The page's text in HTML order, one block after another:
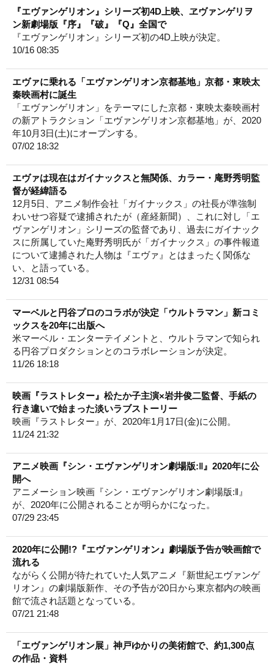
『エヴァンゲリオン』シリーズ初4D上映、ヱヴァンゲリヲ
ン新劇場版『序』『破』『Q』全国で
『エヴァンゲリオン』シリーズ初の4D上映が決定。
10/16 08:35
エヴァに乗れる「エヴァンゲリオン京都基地」京都・東映太
秦映画村に誕生
「エヴァンゲリオン」をテーマにした京都・東映太秦映画村
の新アトラクション「エヴァンゲリオン京都基地」が、2020
年10月3日(土)にオープンする。
07/02 18:32
エヴァは現在はガイナックスと無関係、カラー・庵野秀明監
督が経緯語る
12月5日、アニメ制作会社「ガイナックス」の社長が準強制
わいせつ容疑で逮捕されたが（産経新聞）、これに対し「エ
ヴァンゲリオン」シリーズの監督であり、過去にガイナック
スに所属していた庵野秀明氏が「ガイナックス」の事件報道
について逮捕された人物は『エヴァ』とはまったく関係な
い、と語っている。
12/31 08:54
マーベルと円谷プロのコラボが決定「ウルトラマン」新コミ
ックスを20年に出版へ
米マーベル・エンターテイメントと、ウルトラマンで知られ
る円谷プロダクションとのコラボレーションが決定。
11/26 18:18
映画『ラストレター』松たか子主演×岩井俊二監督、手紙の
行き違いで始まった淡いラブストーリー
映画『ラストレター』が、2020年1月17日(金)に公開。
11/24 21:32
アニメ映画『シン・エヴァンゲリオン劇場版:‖』2020年に公
開へ
アニメーション映画『シン・エヴァンゲリオン劇場版:‖』
が、2020年に公開されることが明らかになった。
07/29 23:45
2020年に公開!?『エヴァンゲリオン』劇場版予告が映画館で
流れる
ながらく公開が待たれていた人気アニメ『新世紀エヴァンゲ
リオン』の劇場版新作、その予告が20日から東京都内の映画
館で流され話題となっている。
07/21 21:48
「エヴァンゲリオン展」神戸ゆかりの美術館で、約1,300点
の作品・資料